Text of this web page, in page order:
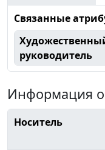
Связанные
руководитель
Информация о
Носитель